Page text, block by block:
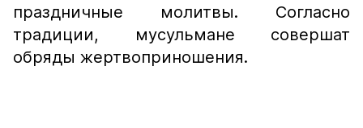
праздничные молитвы. Согласно
традиции, мусульмане совершат
обряды жертвоприношения.